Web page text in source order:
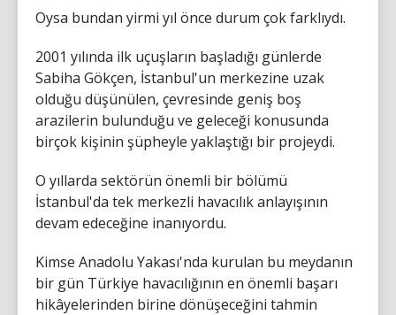
Oysa bundan yirmi yıl önce durum çok farklıydı.
2001 yılında ilk uçuşların başladığı günlerde
Sabiha Gökçen, İstanbul'un merkezine uzak
olduğu düşünülen, çevresinde geniş boş
arazilerin bulunduğu ve geleceği konusunda
birçok kişinin şüpheyle yaklaştığı bir projeydi.
O yıllarda sektörün önemli bir bölümü
İstanbul'da tek merkezli havacılık anlayışının
devam edeceğine inanıyordu.
Kimse Anadolu Yakası'nda kurulan bu meydanın
bir gün Türkiye havacılığının en önemli başarı
hikâyelerinden birine dönüşeceğini tahmin